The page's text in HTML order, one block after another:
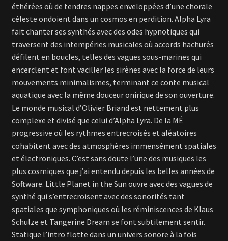
éthérées où de tendres nappes enveloppées d’une chorale
céleste ondoient dans un cosmos en perdition. Alpha Lyra
fait chanter ses synthés avec des odes hypnotiques qui
traversent des intempéries musicales où accords hachurés
défilent en boucles, telles des vagues sous-marines qui
encerclent et font vaciller les sirènes avec la force de leurs
mouvements minimalismes, terminant ce conte musical
aquatique avec la même douceur onirique de son ouverture.
Le monde musical d’Olivier Briand est nettement plus
complexe et divisé que celui d’Alpha Lyra. De la MÉ
progressive où les rythmes entrecroisés et aléatoires
cohabitent avec des atmosphères immensément spatiales
et électroniques. C’est sans doute l’une des musiques les
plus cosmiques que j’ai entendu depuis les belles années de
Software. Little Planet in the Sun ouvre avec des vagues de
synthé qui s’entrecroisent avec des sonorités tant
spatiales que symphoniques où les réminiscences de Klaus
Schulze et Tangerine Dream se font subtilement sentir.
Statique l’intro flotte dans un univers sonore à la fois